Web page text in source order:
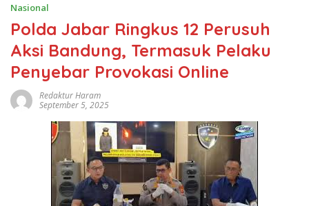
Nasional
Polda Jabar Ringkus 12 Perusuh
Aksi Bandung, Termasuk Pelaku
Penyebar Provokasi Online
Redaktur Haram
September 5, 2025